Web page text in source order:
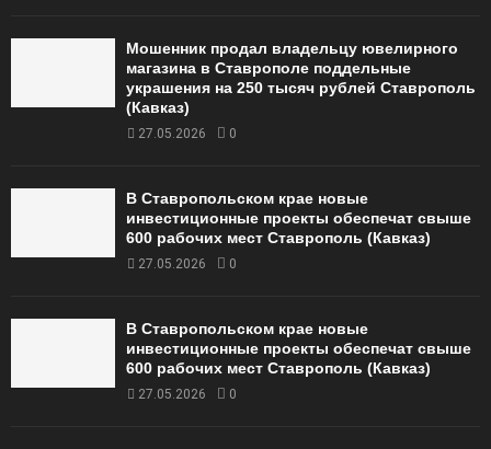
Мошенник продал владельцу ювелирного
магазина в Ставрополе поддельные
украшения на 250 тысяч рублей Ставрополь
(Кавказ)
27.05.2026 0
В Ставропольском крае новые
инвестиционные проекты обеспечат свыше
600 рабочих мест Ставрополь (Кавказ)
27.05.2026 0
В Ставропольском крае новые
инвестиционные проекты обеспечат свыше
600 рабочих мест Ставрополь (Кавказ)
27.05.2026 0